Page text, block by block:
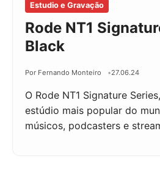
Estudio e Gravação
Rode NT1
Black
Por Fernando Monteiro 27.06.24
O Rode NT1 Signature
estúdio mais popular do
músicos, podcasters e